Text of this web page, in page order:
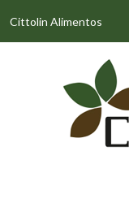
Cittolin Alimentos